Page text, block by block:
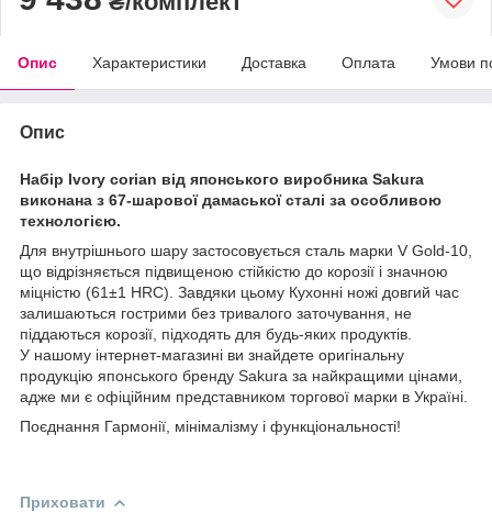
Опис Характеристики Доставка Оплата Умови
Опис
Набір Ivory corian від японського виробника Sakura
виконана з 67-шарової дамаської сталі за особливою
технологією.
Для внутрішнього шару застосовується сталь марки V Gold-10,
що відрізняється підвищеною стійкістю до корозії і значною
міцністю (61±1 HRC). Завдяки цьому Кухонні ножі довгий час
залишаються гострими без тривалого заточування, не
піддаються корозії, підходять для будь-яких продуктів.
У нашому інтернет-магазині ви знайдете оригінальну
продукцію японського бренду Sakura за найкращими цінами,
адже ми є офіційним представником торгової марки в Україні.
Поєднання Гармонії, мінімалізму і функціональності!
Приховати